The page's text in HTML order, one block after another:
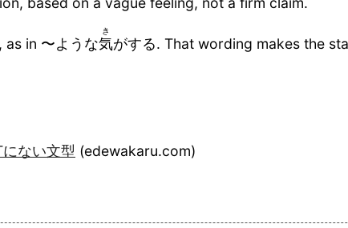
in 〜ような気
き
がする. That wording makes the
ない文型 (edewakaru.com)